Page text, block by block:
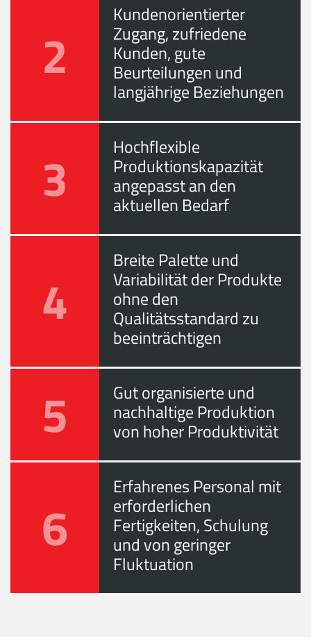
2
Kundenorientierter
Zugang, zufriedene
Kunden, gute
Beurteilungen und
langjährige Beziehungen
3 Hochflexible
Produktionskapazität
angepasst an den
aktuellen Bedarf
4
Breite Palette und
Variabilität der Produkte
ohne den
Qualitätsstandard zu
beeinträchtigen
5 Gut organisierte und
nachhaltige Produktion
von hoher Produktivität
6
Erfahrenes Personal mit
erforderlichen
Fertigkeiten, Schulung
und von geringer
Fluktuation